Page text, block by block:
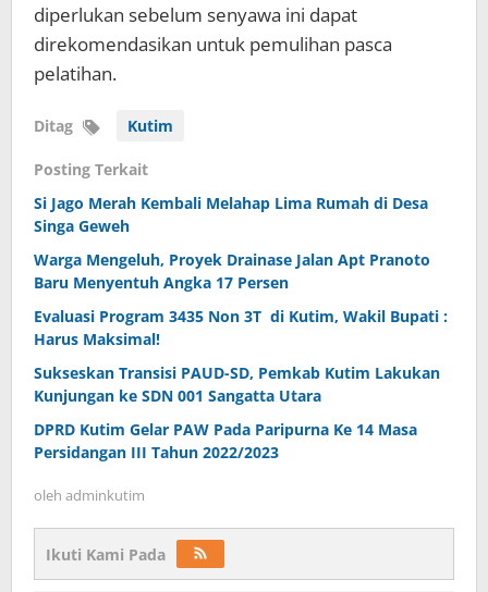
diperlukan sebelum senyawa ini dapat
direkomendasikan untuk pemulihan pasca
pelatihan.
Ditag Kutim
Posting Terkait
Si Jago Merah Kembali Melahap Lima Rumah di Desa
Singa Geweh
Warga Mengeluh, Proyek Drainase Jalan Apt Pranoto
Baru Menyentuh Angka 17 Persen
Evaluasi Program 3435 Non 3T di Kutim, Wakil Bupati :
Harus Maksimal!
Sukseskan Transisi PAUD-SD, Pemkab Kutim Lakukan
Kunjungan ke SDN 001 Sangatta Utara
DPRD Kutim Gelar PAW Pada Paripurna Ke 14 Masa
Persidangan III Tahun 2022/2023
oleh adminkutim
Ikuti Kami Pada